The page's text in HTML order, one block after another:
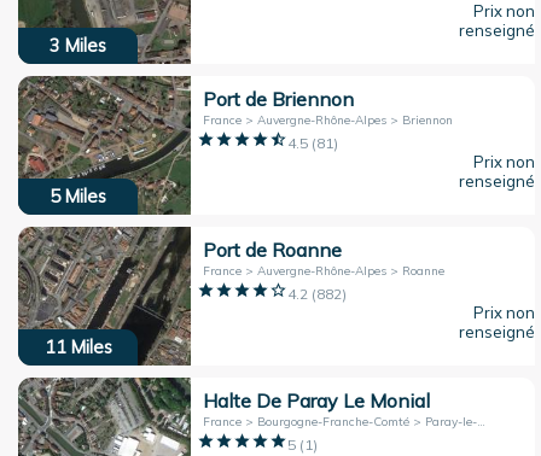
3 Miles
Prix non
renseigné
5 Miles
Port de Briennon
France > Auvergne-Rhône-Alpes > Briennon
4.5(81)
Prix non
renseigné
11 Miles
Port de Roanne
France > Auvergne-Rhône-Alpes > Roanne
4.2(882)
Prix non
renseigné
Halte De Paray Le Monial
France > Bourgogne-Franche-Comté > Paray-le-Monial
5( 1)